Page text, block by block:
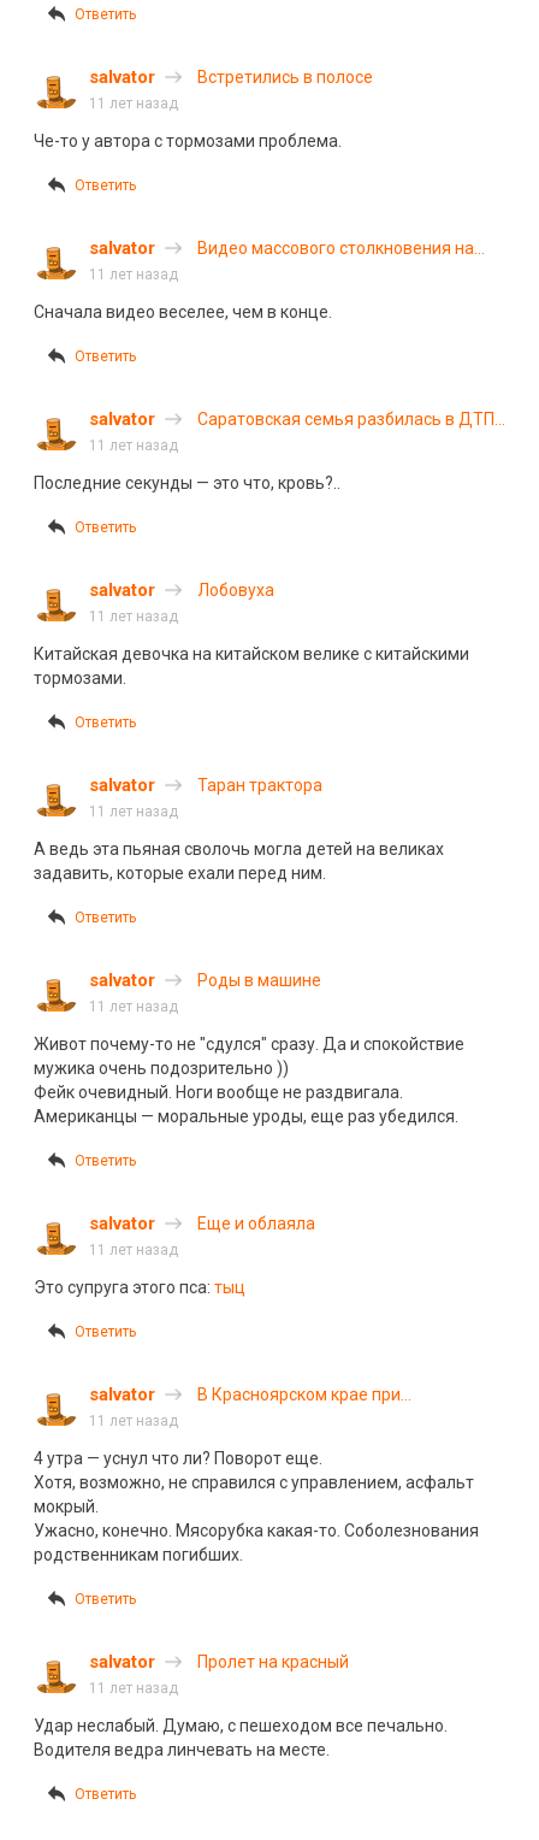
Ответить
salvator Встретились в полосе
11 лет назад
Че-то у автора с тормозами проблема.
Ответить
salvator
Видео массового столкновения на
11 лет назад
Сначала видео веселее, чем в конце.
Ответить
salvator
Саратовская семья разбилась в ДТП
11 лет назад
Последние секунды — это что, кровь?..
Ответить
salvator Лобовуха
11 лет назад
Китайская девочка на китайском велике с китайскими
тормозами.
Ответить
salvator Таран трактора
11 лет назад
А ведь эта пьяная сволочь могла детей на великах
задавить, которые ехали перед ним.
Ответить
salvator Роды в машине
11 лет назад
Живот почему-то не "сдулся" сразу. Да и спокойствие
мужика очень подозрительно ))
Фейк очевидный. Ноги вообще не раздвигала.
Американцы — моральные уроды, еще раз убедился.
Ответить
salvator Еще и облаяла
11 лет назад
Это супруга этого пса: тыц
Ответить
salvator
В Красноярском крае при
11 лет назад
4 утра — уснул что ли? Поворот еще.
Хотя, возможно, не справился с управлением, асфальт
мокрый.
Ужасно, конечно. Мясорубка какая-то. Соболезнования
родственникам погибших.
Ответить
salvator Пролет на красный
11 лет назад
Удар неслабый. Думаю, с пешеходом все печально.
Водителя ведра линчевать на месте.
Ответить